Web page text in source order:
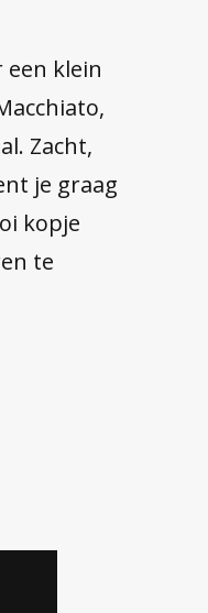
klein
Zacht,
je graag
kopje
te